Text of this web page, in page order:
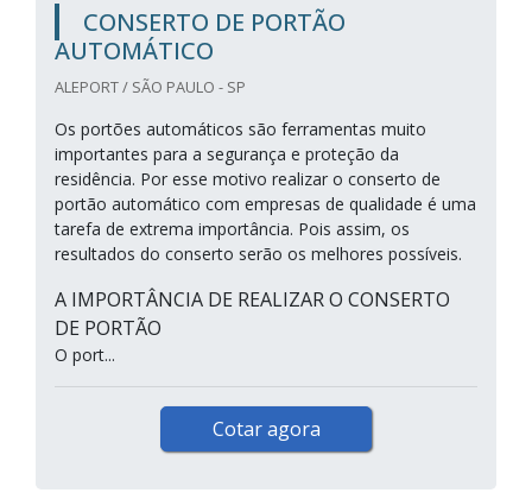
CONSERTO DE PORTÃO
AUTOMÁTICO
ALEPORT / SÃO PAULO - SP
Os portões automáticos são ferramentas muito
importantes para a segurança e proteção da
residência. Por esse motivo realizar o conserto de
portão automático com empresas de qualidade é uma
tarefa de extrema importância. Pois assim, os
resultados do conserto serão os melhores possíveis.
A IMPORTÂNCIA DE REALIZAR O CONSERTO
DE PORTÃO
O port...
Cotar agora